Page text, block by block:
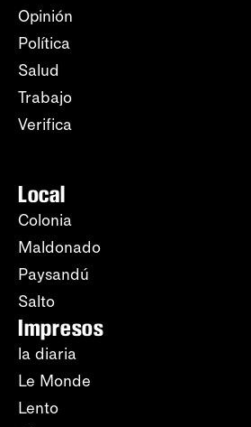
Opinión
Política
Salud
Trabajo
Verifica
Local
Colonia
Maldonado
Paysandú
Salto
Impresos
la diaria
Le Monde
Lento